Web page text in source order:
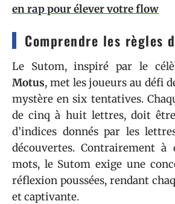
en rap pour élever votre flow
Comprendre les règles
Le Sutom, inspiré par le
Motus, met les joueurs au défi
mystère en six tentatives.
de cinq à huit lettres, doit
d’indices donnés par les
découvertes. Contrairement à
mots, le Sutom exige une
réflexion poussées, rendant
et captivante.